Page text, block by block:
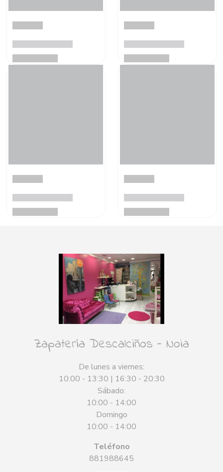
Zapatería Descalciños - Noia
De lunes a viernes:
10:00 - 13:30 | 16:30 - 20:30
Sábado:
10:00 - 14:00
Domingo
10:00 - 14:00
Teléfono
881988645